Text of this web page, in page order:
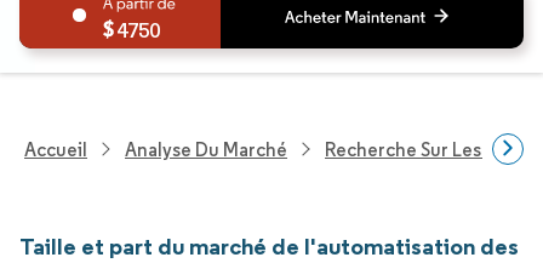
4750
Accueil Analyse Du Marché Recherche Sur Les
Taille et part du marché de l'automatisation des